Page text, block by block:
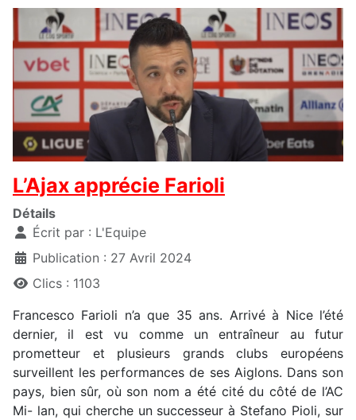
L’Ajax apprécie Farioli
Détails
Écrit par : L'Equipe
Publication : 27 Avril 2024
Clics : 1103
Francesco Farioli n’a que 35 ans. Arrivé à Nice l’été
dernier, il est vu comme un entraîneur au futur
prometteur et plusieurs grands clubs européens
surveillent les performances de ses Aiglons. Dans son
pays, bien sûr, où son nom a été cité du côté de l’AC
Mi- lan, qui cherche un successeur à Stefano Pioli, sur